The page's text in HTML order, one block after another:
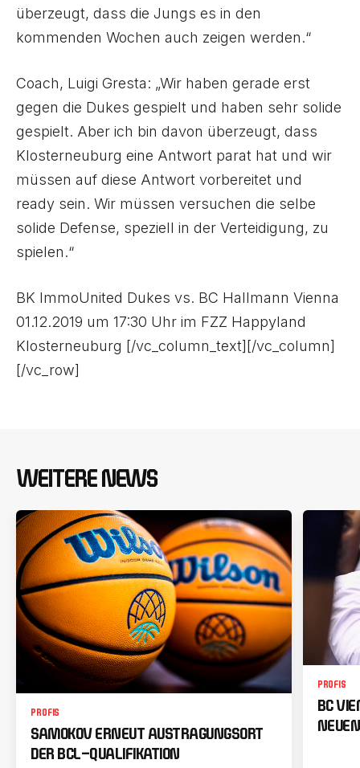
überzeugt, dass die Jungs es in den
kommenden Wochen auch zeigen werden.“
Coach, Luigi Gresta: „Wir haben gerade erst
gegen die Dukes gespielt und haben sehr solide
gespielt. Aber ich bin davon überzeugt, dass
Klosterneuburg eine Antwort parat hat und wir
müssen auf diese Antwort vorbereitet und
ready sein. Wir müssen versuchen die selbe
solide Defense, speziell in der Verteidigung, zu
spielen.“
BK ImmoUnited Dukes vs. BC Hallmann Vienna
01.12.2019 um 17:30 Uhr im FZZ Happyland
Klosterneuburg [/vc_column_text][/vc_column]
[/vc_row]
WEITERE NEWS
PROFIS
SAMOKOV ERNEUT AUSTRAGUNGSORT
DER BCL-QUALIFIKATION
PROFIS
BC